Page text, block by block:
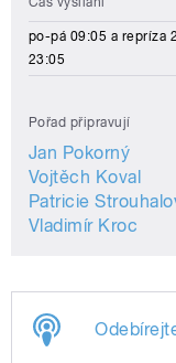
po-pá 09:05 a repríza
23:05
Pořad připravují
Jan Pokorný
Vojtěch Koval
Patricie
Vladimír Kroc